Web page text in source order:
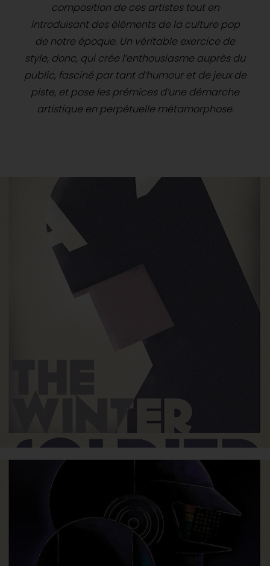
composition de ces artistes tout en
introduisant des éléments de la culture pop
de notre époque. Un véritable exercice de
style, donc, qui crée l’enthousiasme auprès du
public, fasciné par tant d’humour et de jeux de
piste, et pose les prémices d’une démarche
artistique en perpétuelle métamorphose.